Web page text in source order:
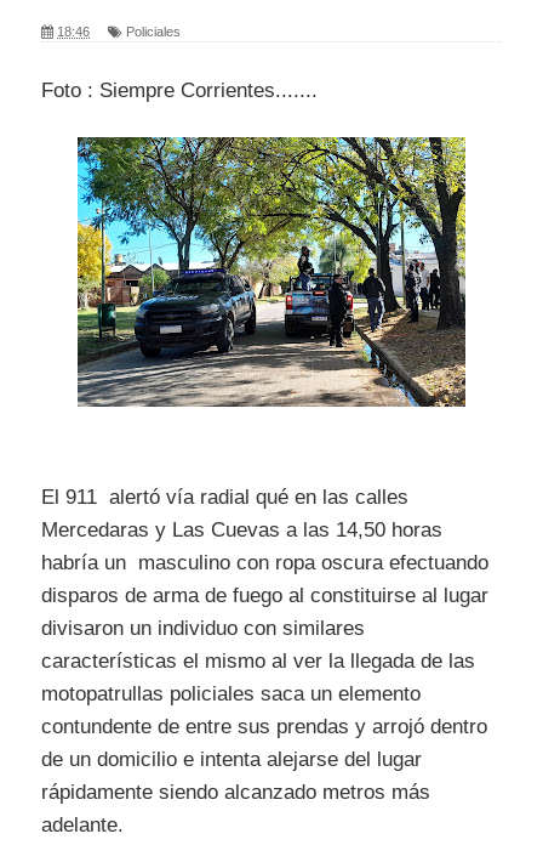
18:46 Policiales
Foto : Siempre Corrientes.......
El 911 alertó vía radial qué en las calles
Mercedaras y Las Cuevas a las 14,50 horas
habría un masculino con ropa oscura efectuando
disparos de arma de fuego al constituirse al lugar
divisaron un individuo con similares
características el mismo al ver la llegada de las
motopatrullas policiales saca un elemento
contundente de entre sus prendas y arrojó dentro
de un domicilio e intenta alejarse del lugar
rápidamente siendo alcanzado metros más
adelante.